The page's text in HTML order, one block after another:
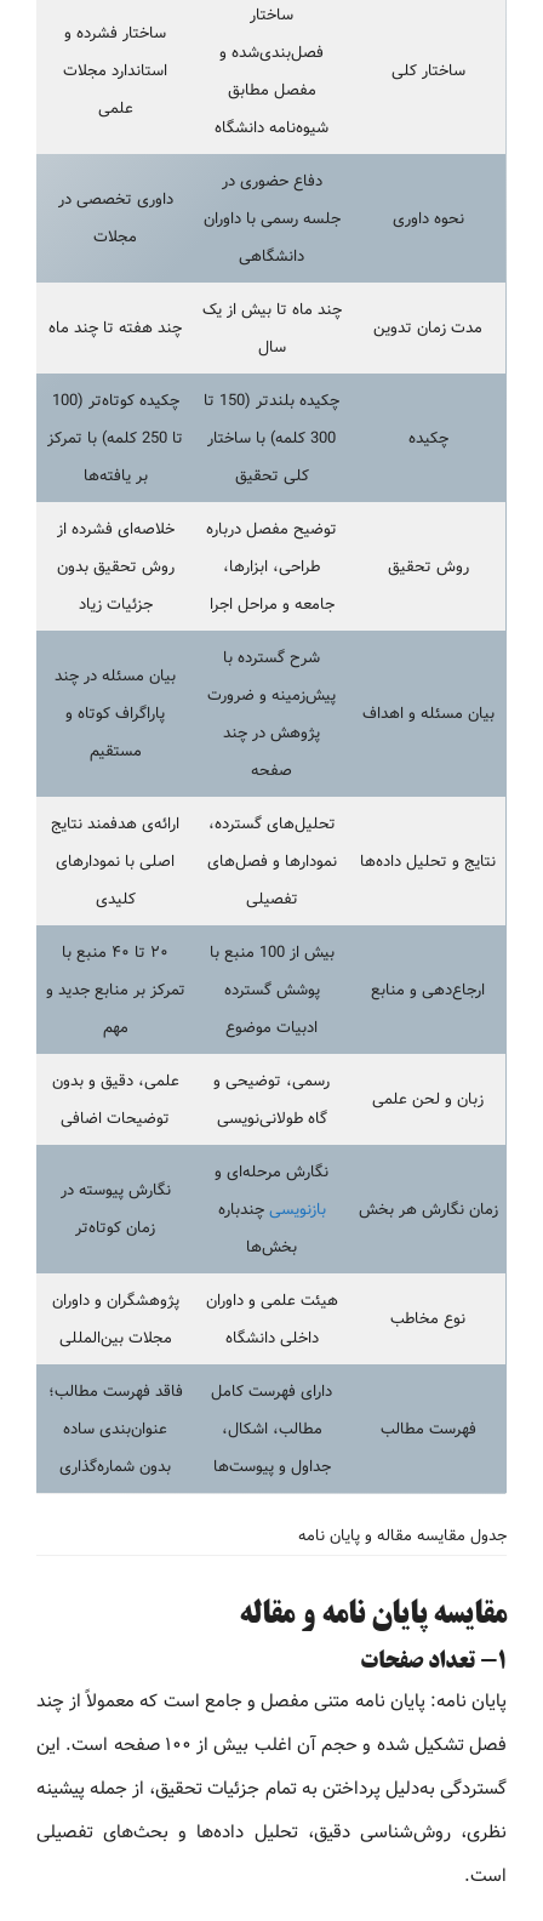
ساختار کلی
ساختار
فصل‌بندی‌شده و
مفصل مطابق
شیوه‌نامه دانشگاه
ساختار فشرده و
استاندارد مجلات
علمی
نحوه داوری
دفاع حضوری در
جلسه رسمی با داوران
دانشگاهی
داوری تخصصی در
مجلات
مدت زمان تدوین
چند ماه تا بیش از یک
سال
چند هفته تا چند ماه
چکیده
چکیده بلندتر (150 تا
300 کلمه) با ساختار
کلی تحقیق
چکیده کوتاه‌تر (100
تا 250 کلمه) با تمرکز
بر یافته‌ها
روش تحقیق
توضیح مفصل درباره
طراحی، ابزارها،
جامعه و مراحل اجرا
خلاصه‌ای فشرده از
روش تحقیق بدون
جزئیات زیاد
بیان مسئله و اهداف
شرح گسترده با
پیش‌زمینه و ضرورت
پژوهش در چند
صفحه
بیان مسئله در چند
پاراگراف کوتاه و
مستقیم
نتایج و تحلیل داده‌ها
تحلیل‌های گسترده،
نمودارها و فصل‌های
تفصیلی
ارائه‌ی هدفمند نتایج
اصلی با نمودارهای
کلیدی
ارجاع‌دهی و منابع
بیش از 100 منبع با
پوشش گسترده
ادبیات موضوع
۲۰ تا ۴۰ منبع با
تمرکز بر منابع جدید و
مهم
زبان و لحن علمی
رسمی، توضیحی و
گاه طولانی‌نویسی
علمی، دقیق و بدون
توضیحات اضافی
زمان نگارش هر بخش
نگارش مرحله‌ای و
بازنویسیچندباره
بخش‌ها
نگارش پیوسته در
زمان کوتاه‌تر
نوع مخاطب
هیئت علمی و داوران
داخلی دانشگاه
پژوهشگران و داوران
مجلات بین‌المللی
فهرست مطالب
دارای فهرست کامل
مطالب، اشکال،
جداول و پیوست‌ها
فاقد فهرست مطالب؛
عنوان‌بندی ساده
بدون شماره‌گذاری
جدول مقایسه مقاله و پایان نامه
مقایسه پایان نامه و مقاله
1- تعداد صفحات
پایان نامه: پایان نامه متنی مفصل و جامع است که معمولاً از چند
فصل تشکیل شده و حجم آن اغلب بیش از ۱۰۰ صفحه است. این
گستردگی به‌دلیل پرداختن به تمام جزئیات تحقیق، از جمله پیشینه
نظری، روش‌شناسی دقیق، تحلیل داده‌ها و بحث‌های تفصیلی
است.